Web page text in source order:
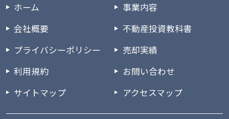
ホーム
会社概要
プライバシーポリシー
利用規約
サイトマップ
事業内容
不動産投資教科書
売却実績
お問い合わせ
アクセスマップ